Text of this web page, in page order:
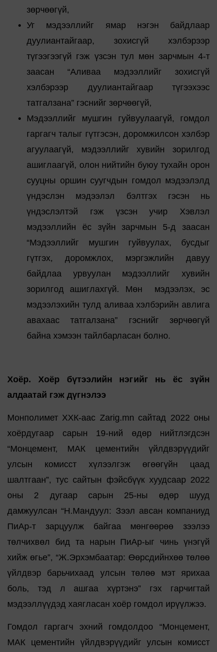
зөрчөөгүй,
Уг мэдээллийг ямар нэгэн байдлаар
дуулиантайгаар, зохисгүй хэлбэрээр
түгээгээгүй гэж үзсэн тул мөн зарчмын 4-т
заасан “Аливаа мэдээллийг зохисгүй
хэлбэрээр дуулиантайгаар түгээхээс
татгалзана” гэснийг зөрчөөгүй,
Мэдээллийг мушгин гуйвуулаагүй, гомдол
гаргагч талыг гүтгэсэн, доромжилсон хэлбэр
агуулаагүй, мэдээллийг хувийн зорилгод
ашиглаагүй, олон нийтийн буюу тухайн орон
сууцны оршин суугчдын гомдол мэдээлэлд
үндэслэн мэдээлэл бэлтгэх гэсэн нь
үндэслэлтэй гэж үзсэн учир Хэвлэл
мэдээллийн ёс зүйн зарчмын 5-д заасан
“Мэдээллийг мушгин гуйвуулах, бусдыг
гүтгэх, доромжлох, мэргэжлийн давуу
байдлаа урвуулан мэдээллийг хувийн
зорилгод ашиглахгүй. Мөн мэдээлэх, эс
мэдээлэхийн тулд аливаа хэлбэрийн авлига
авахаас татгалзана” гэснийг зөрчөөгүй
байна хэмээн тайлбарласан болно.
Хоёр. Хоёр бүтээлийн нэгийг нь ёс зүйн
алдаатай гэж дүгнэлээ
Монполимет ХХК-аас Zarig.mn сайтад 2022 оны
хоёрдугаар сарын 19-ний өдөр нийтлэгдсэн
“Монцемент, МАК цементийн үйлдвэрүүдийг
улсын комисст хүлээлгэж өгөөгүйн цаад
шалтгаан”, тус сайтын фэйсбүүк хуудсаар 2022
оны 2 дугаар сарын 25-ны өдөр шууд
дамжуулсан “Н.Мандуул: Зээл авсан компаниуд
ПиАр-т зарцуулж байгаа мөнгөөрөө зээлээ
төлчихвөл бид та нарын ПиАр-ыг чинь үнэгүй
хийж өгье”, “Ж.Эрхэмбаатар: Өөрсдийнхөө төлөө
үйлдвэр барьчихаад улсын төлөө мэт ярихаа
боль, тэд л ашгаа хүртэнэ” гэх гарчигтай
мэдээллүүдэд хаягласан хоёр гомдол ирүүлжээ.
Гомдол гаргагч эхний гомдолдоо “Монцемент,
МАК цементийн үйлдвэрүүдийг улсын комисст